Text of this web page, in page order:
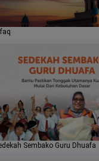
Sembako Guru Dhuafa